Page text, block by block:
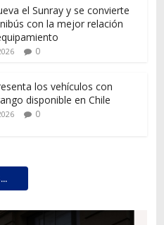
el Sunray y se convierte
con la mejor relación
0
los vehículos con
disponible en Chile
0